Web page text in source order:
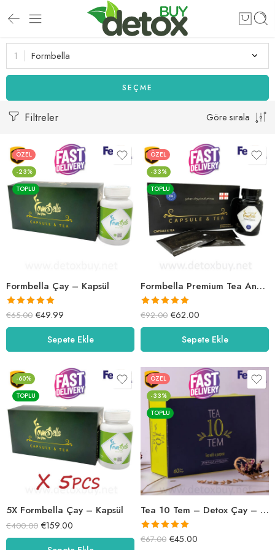
Formbella
SEÇME
Filtreler Göre sırala
ÖZEL
-23%
TOPLU
Formbella Çay – Kapsül
5 üzerinden
5.00oy aldı
€65.00 €49.99
Sepete Ekle
ÖZEL
-33%
TOPLU
Formbella Premium Tea And Capsule
5 üzerinden
5.00oy aldı
€92.00 €62.00
Sepete Ekle
-60%
TOPLU
5X Formbella Çay – Kapsül
€400.00 €159.00
ÖZEL
-33%
TOPLU
Tea 10 Tem – Detox Çay – Tea10Tea
5 üzerinden
€67.00 €45.00